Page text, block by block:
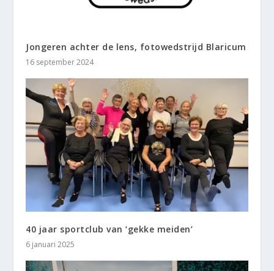
Jongeren achter de lens, fotowedstrijd Blaricum
16 september 2024
40 jaar sportclub van ‘gekke meiden’
6 januari 2025